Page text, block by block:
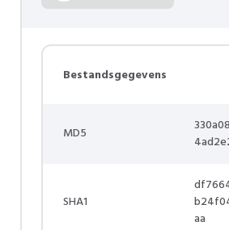
Bestandsgegevens
MD5
SHA1
aa